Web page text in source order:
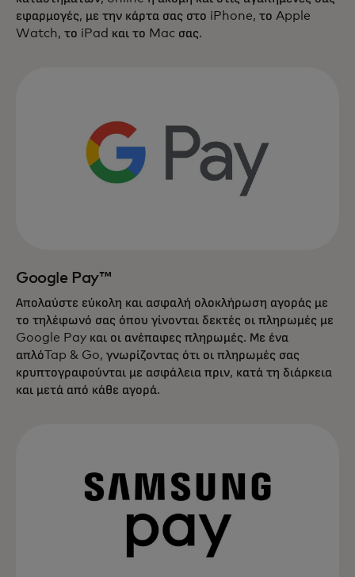
εφαρμογές, με την κάρτα σας στο iPhone, το Apple
Watch, το iPad και το Mac σας.
Google Pay™
Απολαύστε εύκολη και ασφαλή ολοκλήρωση αγοράς με
το τηλέφωνό σας όπου γίνονται δεκτές οι πληρωμές με
Google Pay και οι ανέπαφες πληρωμές. Με ένα
απλόTap & Go, γνωρίζοντας ότι οι πληρωμές σας
κρυπτογραφούνται με ασφάλεια πριν, κατά τη διάρκεια
και μετά από κάθε αγορά.